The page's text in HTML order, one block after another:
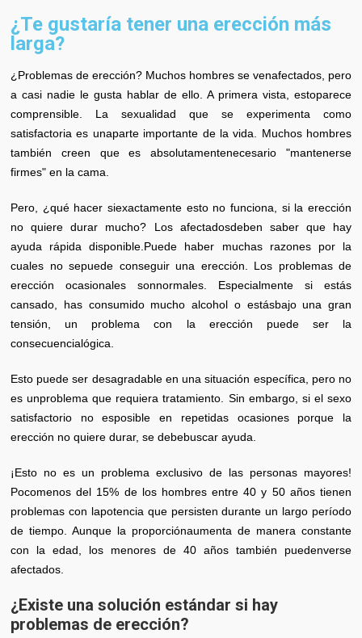
¿Te gustaría tener una erección más
larga?
¿Problemas de erección? Muchos hombres se venafectados, pero
a casi nadie le gusta hablar de ello. A primera vista, estoparece
comprensible. La sexualidad que se experimenta como
satisfactoria es unaparte importante de la vida. Muchos hombres
también creen que es absolutamentenecesario "mantenerse
firmes" en la cama.
Pero, ¿qué hacer siexactamente esto no funciona, si la erección
no quiere durar mucho? Los afectadosdeben saber que hay
ayuda rápida disponible.Puede haber muchas razones por la
cuales no sepuede conseguir una erección. Los problemas de
erección ocasionales sonnormales. Especialmente si estás
cansado, has consumido mucho alcohol o estásbajo una gran
tensión, un problema con la erección puede ser la
consecuencialógica.
Esto puede ser desagradable en una situación específica, pero no
es unproblema que requiera tratamiento. Sin embargo, si el sexo
satisfactorio no esposible en repetidas ocasiones porque la
erección no quiere durar, se debebuscar ayuda.
¡Esto no es un problema exclusivo de las personas mayores!
Pocomenos del 15% de los hombres entre 40 y 50 años tienen
problemas con lapotencia que persisten durante un largo período
de tiempo. Aunque la proporciónaumenta de manera constante
con la edad, los menores de 40 años también puedenverse
afectados.
¿Existe una solución estándar si hay
problemas de erección?